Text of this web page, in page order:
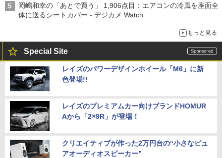
岡嶋和幸の「あとで買う」 1,906点目：エアコンの冷風を座面全
体に送るシートカバー - デジカメ Watch
もっと見る
Special Site
レイズのパワーデザインホイール「M6」に新
色登場!!
レイズのプレミアムカー向けブランドHOMUR
Aから「2×9R」が登場！
クリエイティブが作った2万円台の“小さなピュ
アオーディオスピーカー”